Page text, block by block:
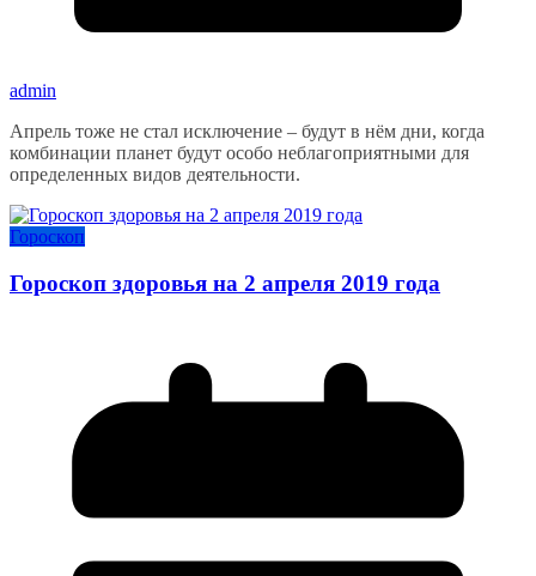
admin
Апрель тоже не стал исключение – будут в нём дни, когда
комбинации планет будут особо неблагоприятными для
определенных видов деятельности.
Гороскоп
Гороскоп здоровья на 2 апреля 2019 года